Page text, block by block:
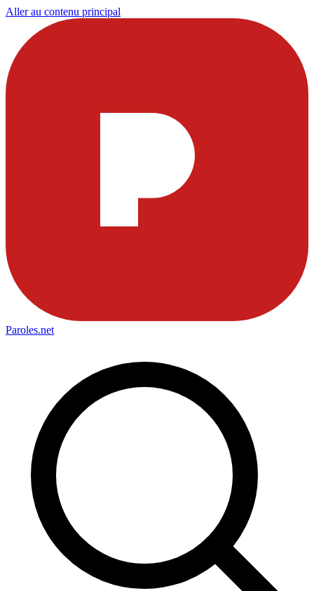
Aller au contenu principal
Paroles.net